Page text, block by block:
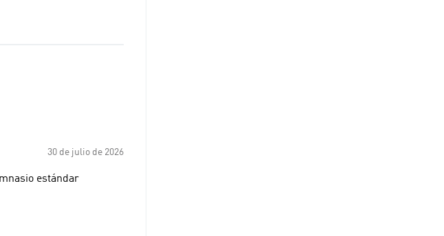
30 de julio de 2026
estándar